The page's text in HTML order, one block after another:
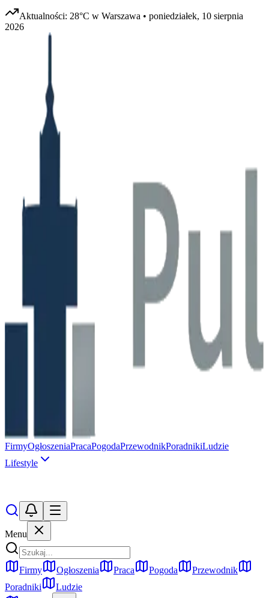
Aktualności: 28°C w Warszawa • poniedziałek, 10 sierpnia
2026
FirmyOgłoszeniaPracaPogodaPrzewodnikPoradnikiLudzie
Lifestyle
Menu
Firmy Ogłoszenia Praca Pogoda
Przewodnik
Poradniki
Ludzie